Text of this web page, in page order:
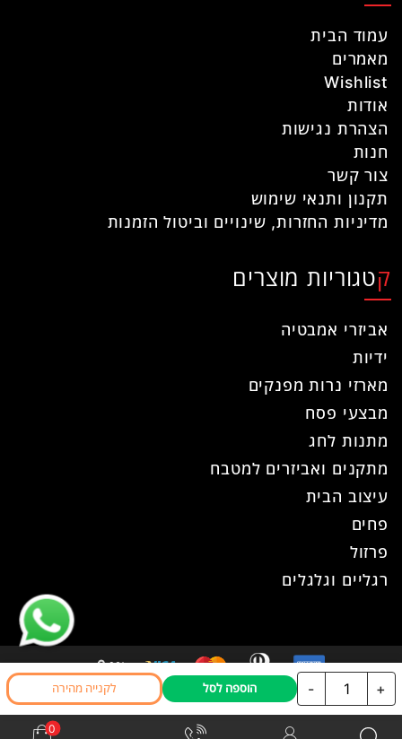
עמוד הבית
מאמרים
Wishlist
אודות
הצהרת נגישות
חנות
צור קשר
תקנון ותנאי שימוש
מדיניות החזרות, שינויים וביטול הזמנות
קטגוריות מוצרים
אביזרי אמבטיה
ידיות
מארזי נרות מפנקים
מבצעי פסח
מתנות לחג
מתקנים ואביזרים למטבח
עיצוב הבית
פחים
פרזול
רגליים וגלגלים
כל הזכויות שמורות ל- עוז פרזול © 2026
אתר זה נבנה ועוצב ע"יWPhome
+
כמות
של
מתקן
- הוספה לסל לקנייה מהירה